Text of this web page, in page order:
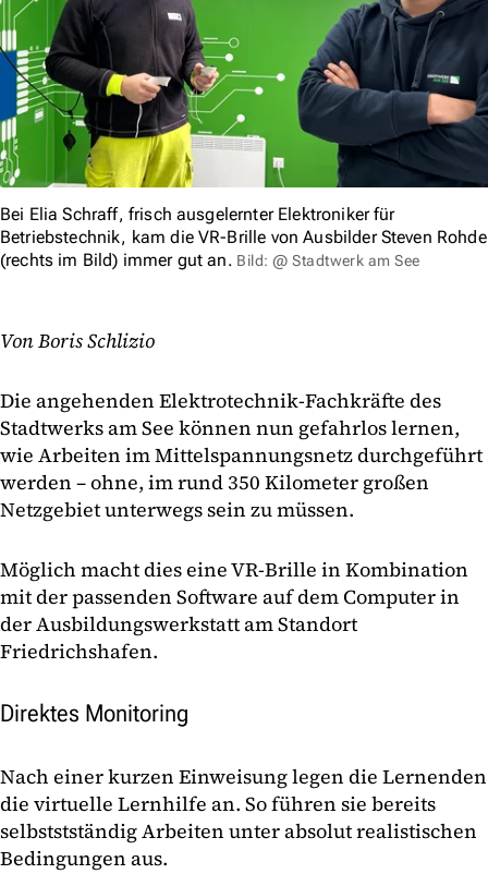
Bei Elia Schraff, frisch ausgelernter Elektroniker für
Betriebstechnik, kam die VR-Brille von Ausbilder Steven Rohde
(rechts im Bild) immer gut an. Bild: @ Stadtwerk am See
Von Boris Schlizio
Die angehenden Elektrotechnik-Fachkräfte des
Stadtwerks am See können nun gefahrlos lernen,
wie Arbeiten im Mittelspannungsnetz durchgeführt
werden – ohne, im rund 350 Kilometer großen
Netzgebiet unterwegs sein zu müssen.
Möglich macht dies eine VR-Brille in Kombination
mit der passenden Software auf dem Computer in
der Ausbildungswerkstatt am Standort
Friedrichshafen.
Direktes Monitoring
Nach einer kurzen Einweisung legen die Lernenden
die virtuelle Lernhilfe an. So führen sie bereits
selbststständig Arbeiten unter absolut realistischen
Bedingungen aus.